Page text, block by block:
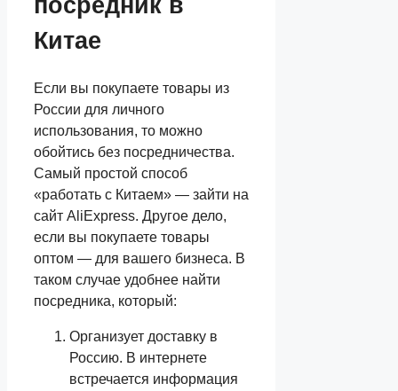
Китае
Если вы покупаете товары из
России для личного
использования, то можно
обойтись без посредничества.
Самый простой способ
«работать с Китаем» — зайти на
сайт AliExpress. Другое дело,
если вы покупаете товары
оптом — для вашего бизнеса. В
таком случае удобнее найти
посредника, который:
Организует доставку в
Россию. В интернете
встречается информация